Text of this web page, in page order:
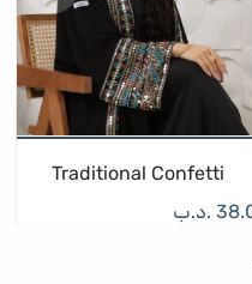
Traditional Confetti
.د.ب